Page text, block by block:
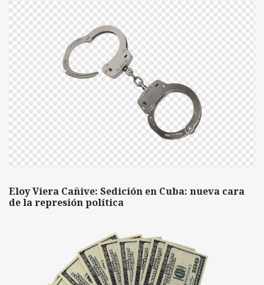
Eloy Viera Cañive: Sedición en Cuba: nueva cara
de la represión política